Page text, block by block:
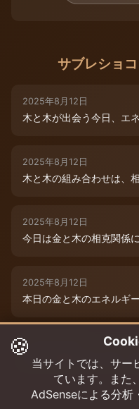
サブレショ
2025年8月12日
木と木が出会う今日、エ
2025年8月12日
木と木の組み合わせは、
2025年8月12日
今日は金と木の相克関係
2025年8月12日
本日の金と木のエネルギ
2025年8月9日
木と木が寄り添う今日、
🍪
当サイトでは、サー
ています。ま
AdSenseによる分析